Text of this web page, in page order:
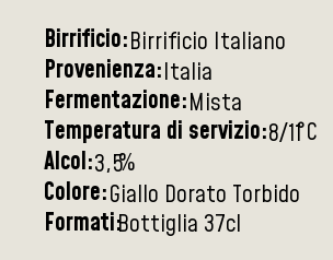
Birrificio:Birrificio Italiano
Provenienza:Italia
Fermentazione:Mista
Temperatura di servizio:8/11°C
Alcol:3,5%
Colore:Giallo Dorato Torbido
Formati:Bottiglia 37cl